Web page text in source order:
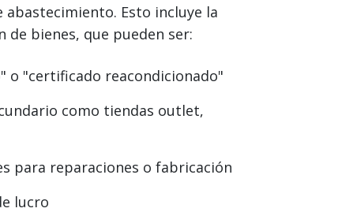
abastecimiento. Esto incluye la
bienes, que pueden ser:
o "certificado reacondicionado"
como tiendas outlet,
para reparaciones o fabricación
lucro